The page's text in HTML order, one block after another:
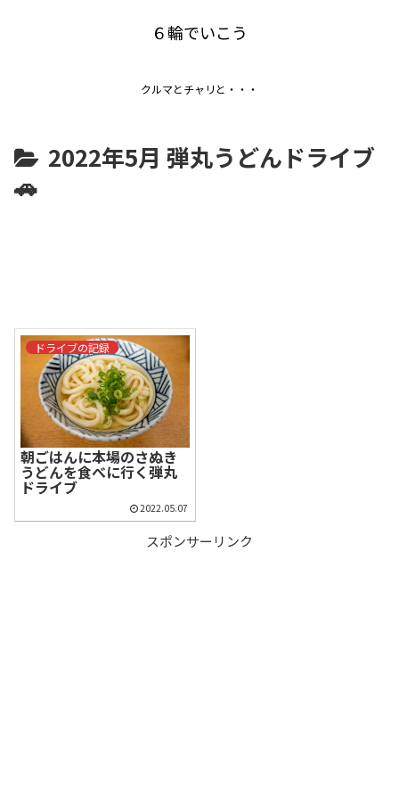
６輪でいこう
クルマとチャリと・・・
2022年5月 弾丸うどんドライブ
🚗
ドライブの記録
朝ごはんに本場のさぬき
うどんを食べに行く弾丸
ドライブ
2022.05.07
スポンサーリンク